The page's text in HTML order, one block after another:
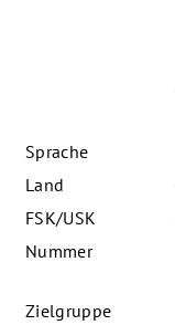
Sprache
Land
FSK/USK
Nummer
Zielgruppe